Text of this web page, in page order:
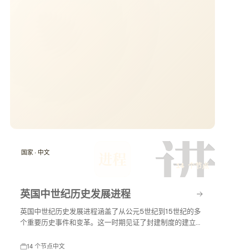
进
国家 · 中文
14 个节点
英国中世纪历史发展进程
英国中世纪历史发展进程涵盖了从公元5世纪到15世纪的多
个重要历史事件和变革。这一时期见证了封建制度的建立、
国是一个充满动荡与发展的时代，形成了现代英国的基础。
14 个节点中文